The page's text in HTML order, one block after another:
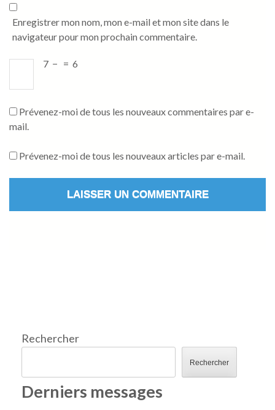
Enregistrer mon nom, mon e-mail et mon site dans le
navigateur pour mon prochain commentaire.
7 − = 6
Prévenez-moi de tous les nouveaux commentaires par e-
mail.
Prévenez-moi de tous les nouveaux articles par e-mail.
Rechercher
Rechercher
Derniers messages